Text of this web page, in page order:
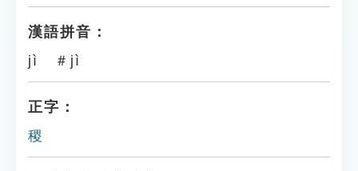
漢語拼音：
jì ＃jì
正字：
稷